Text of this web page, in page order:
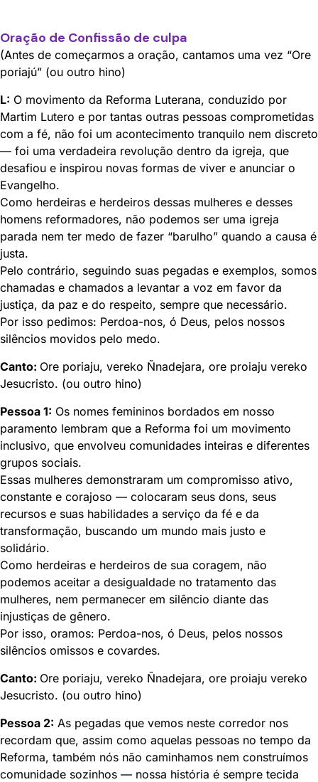
Oração de Confissão de culpa
(Antes de começarmos a oração, cantamos uma vez “Ore
poriajú” (ou outro hino)
L: O movimento da Reforma Luterana, conduzido por
Martim Lutero e por tantas outras pessoas comprometidas
com a fé, não foi um acontecimento tranquilo nem discreto
— foi uma verdadeira revolução dentro da igreja, que
desafiou e inspirou novas formas de viver e anunciar o
Evangelho.
Como herdeiras e herdeiros dessas mulheres e desses
homens reformadores, não podemos ser uma igreja
parada nem ter medo de fazer “barulho” quando a causa é
justa.
Pelo contrário, seguindo suas pegadas e exemplos, somos
chamadas e chamados a levantar a voz em favor da
justiça, da paz e do respeito, sempre que necessário.
Por isso pedimos: Perdoa-nos, ó Deus, pelos nossos
silêncios movidos pelo medo.
Canto: Ore poriaju, vereko Ñnadejara, ore proiaju vereko
Jesucristo. (ou outro hino)
Pessoa 1: Os nomes femininos bordados em nosso
paramento lembram que a Reforma foi um movimento
inclusivo, que envolveu comunidades inteiras e diferentes
grupos sociais.
Essas mulheres demonstraram um compromisso ativo,
constante e corajoso — colocaram seus dons, seus
recursos e suas habilidades a serviço da fé e da
transformação, buscando um mundo mais justo e
solidário.
Como herdeiras e herdeiros de sua coragem, não
podemos aceitar a desigualdade no tratamento das
mulheres, nem permanecer em silêncio diante das
injustiças de gênero.
Por isso, oramos: Perdoa-nos, ó Deus, pelos nossos
silêncios omissos e covardes.
Canto: Ore poriaju, vereko Ñnadejara, ore proiaju vereko
Jesucristo. (ou outro hino)
Pessoa 2: As pegadas que vemos neste corredor nos
recordam que, assim como aquelas pessoas no tempo da
Reforma, também nós não caminhamos nem construímos
comunidade sozinhos — nossa história é sempre tecida